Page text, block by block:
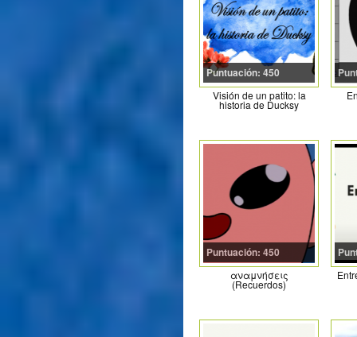
Puntuación: 450
Visión de un patito: la
historia de Ducksy
Puntuación: 450
αναμνήσεις
(Recuerdos)